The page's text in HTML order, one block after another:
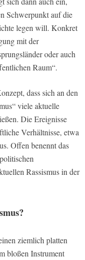
Schwerpunkt auf die
legen will. Konkret
mit der
oder auch
Raum“.
dass sich an den
viele aktuelle
Die Ereignisse
Verhältnisse, etwa
Offen benennt das
Rassismus in der
ziemlich platten
bloßen Instrument